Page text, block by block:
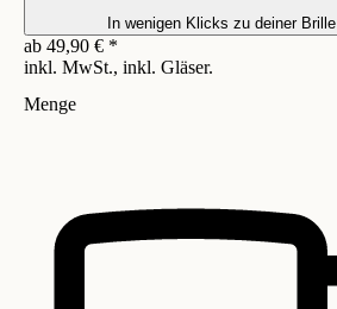
In wenigen Klicks zu deiner Brille
ab 49,90 € *
inkl. MwSt., inkl. Gläser.
Menge